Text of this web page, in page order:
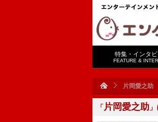
特集・インタ
FEATURE &
片岡愛之助
「片岡愛之助